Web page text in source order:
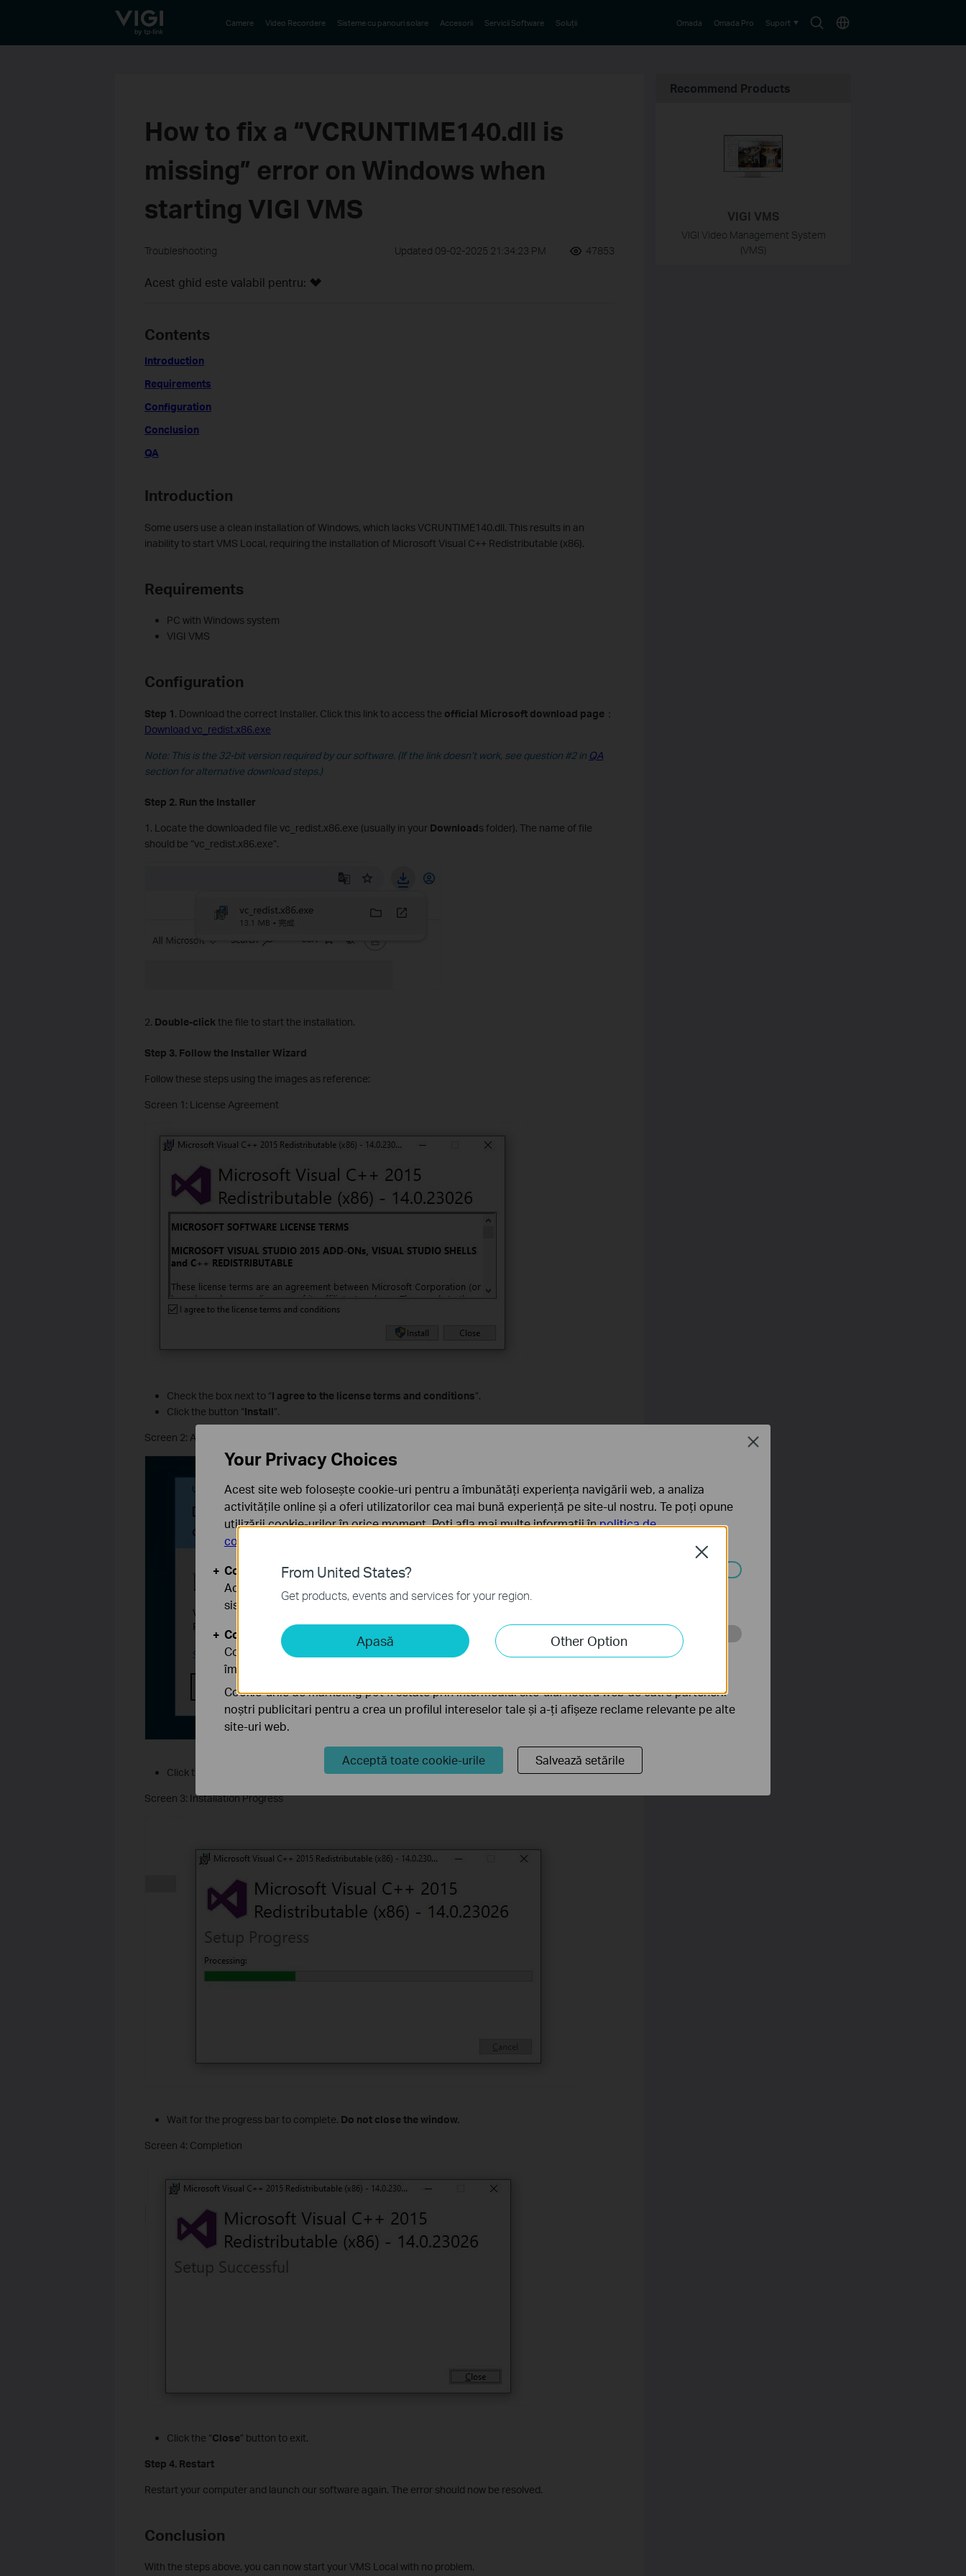
TP-Link, Reliably Smart
SearchChoose
Camere Video Recordere Sisteme cu panouri solare Accesorii Servicii Software Soluții Omada Omada Pro Suport
How to fix a “VCRUNTIME140.dll is
missing” error on Windows when
starting VIGI VMS
Troubleshooting Updated 09-02-2025 21:34:23 PM 47853
Acest ghid este valabil pentru:
Contents
Introduction
Requirements
Configuration
Conclusion
QA
Introduction
Some users use a clean installation of Windows, which lacks VCRUNTIME140.dll. This results in an
inability to start VMS Local, requiring the installation of Microsoft Visual C++ Redistributable (x86).
Requirements
PC with Windows system
VIGI VMS
Configuration
Step 1. Download the correct Installer. Click this link to access the official Microsoft download page：
Download vc_redist.x86.exe
Note: This is the 32-bit version required by our software. (If the link doesn’t work, see question #2 in QA
sectionfor alternative download steps.)
Step 2. Run the Installer
1. Locate the downloaded file vc_redist.x86.exe (usually in your Downloads folder). The name of file
should be “vc_redist.x86.exe”.
2. Double-click the file to start the installation.
Step 3. Follow the Installer Wizard
Follow these steps using the images as reference:
Screen 1: License Agreement
Check the box next to “I agree to the license terms and conditions”.
Click the button “Install”.
Screen 2: Allow Changes
Click the button “
Screen 3: Installation Progress
Wait for the progress bar to complete. Do not close the window.
Screen 4: Completion
Click the “Close” button to exit.
Step 4. Restart
Restart your computer and launch our software again. The error should now be resolved.
Conclusion
With the steps above, you can now start your VMS Local with no problem.
Recommend Products
VIGI VMS
VIGI Video Management System
(VMS)
From United States?
Get products, events and services for your region.
Apasă Other Option
Close
Your Privacy Choices
Acest site web folosește cookie-uri pentru a îmbunătăți experiența navigării web, a analiza
activitățile online și a oferi utilizatorilor cea mai bună experiență pe site-ul nostru. Te poți opune
utilizării cookie-urilor în orice moment. Poți afla mai multe informații înpolitica de
confidențialitate
Cookie-uri de bază
Aceste cookie-uri sunt necesare pentru funcționarea site-ului web și nu pot fi dezactivate în
sistemele tale
Cookie-uri de analiză și marketing
Cookie-urile de analiză ne permit să analizăm activitățile tale de pe site-ul nostru web a
îmbunătăți și ajusta funcționalitatea site-ului.
Cookie-urile de marketing pot fi setate prin intermediul site-ului nostru web de către partenerii
noștri publicitari pentru a crea un profilul intereselor tale și a-ți afișeze reclame relevante pe alte
site-uri web.
Acceptă toate cookie-urile Salvează setările
Close